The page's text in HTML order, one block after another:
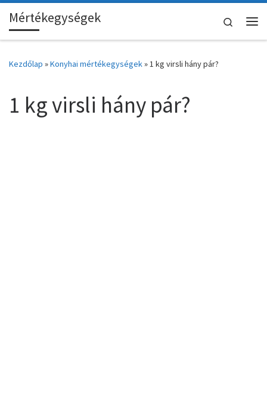
Skip to content
Mértékegységek
Search
Kezdőlap »Konyhai mértékegységek»1 kg virsli hány pár?
1 kg virsli hány pár?